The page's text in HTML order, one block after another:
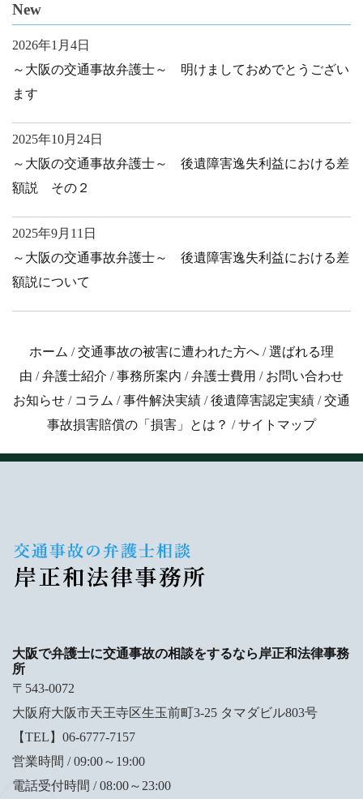
New
2026年1月4日
～大阪の交通事故弁護士～ 明けましておめでとうござい
ます
2025年10月24日
～大阪の交通事故弁護士～ 後遺障害逸失利益における差
額説 その２
2025年9月11日
～大阪の交通事故弁護士～ 後遺障害逸失利益における差
額説について
ホーム /交通事故の被害に遭われた方へ /選ばれる理
由 /弁護士紹介 /事務所案内 /弁護士費用 / お問い合わせ
お知らせ / コラム /事件解決実績 /後遺障害認定実績 /交通
事故損害賠償の「損害」とは？ /サイトマップ
大阪で弁護士に交通事故の相談をするなら岸正和法律事務
所
〒543-0072
大阪府大阪市天王寺区生玉前町3-25 タマダビル803号
【TEL】06-6777-7157
営業時間 / 09:00～19:00
電話受付時間 / 08:00～23:00